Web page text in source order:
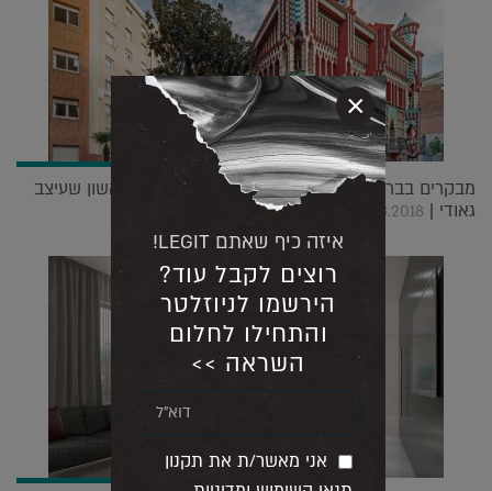
מבקרים בברצלונה בקרוב? נפתח בית המגורים הראשון שעיצב
גאודי | 01.03.2018
איזה כיף שאתם LEGIT!
רוצים לקבל עוד?
הירשמו לניוזלטר
והתחילו לחלום
השראה >>
אני מאשר/ת את תקנון
×